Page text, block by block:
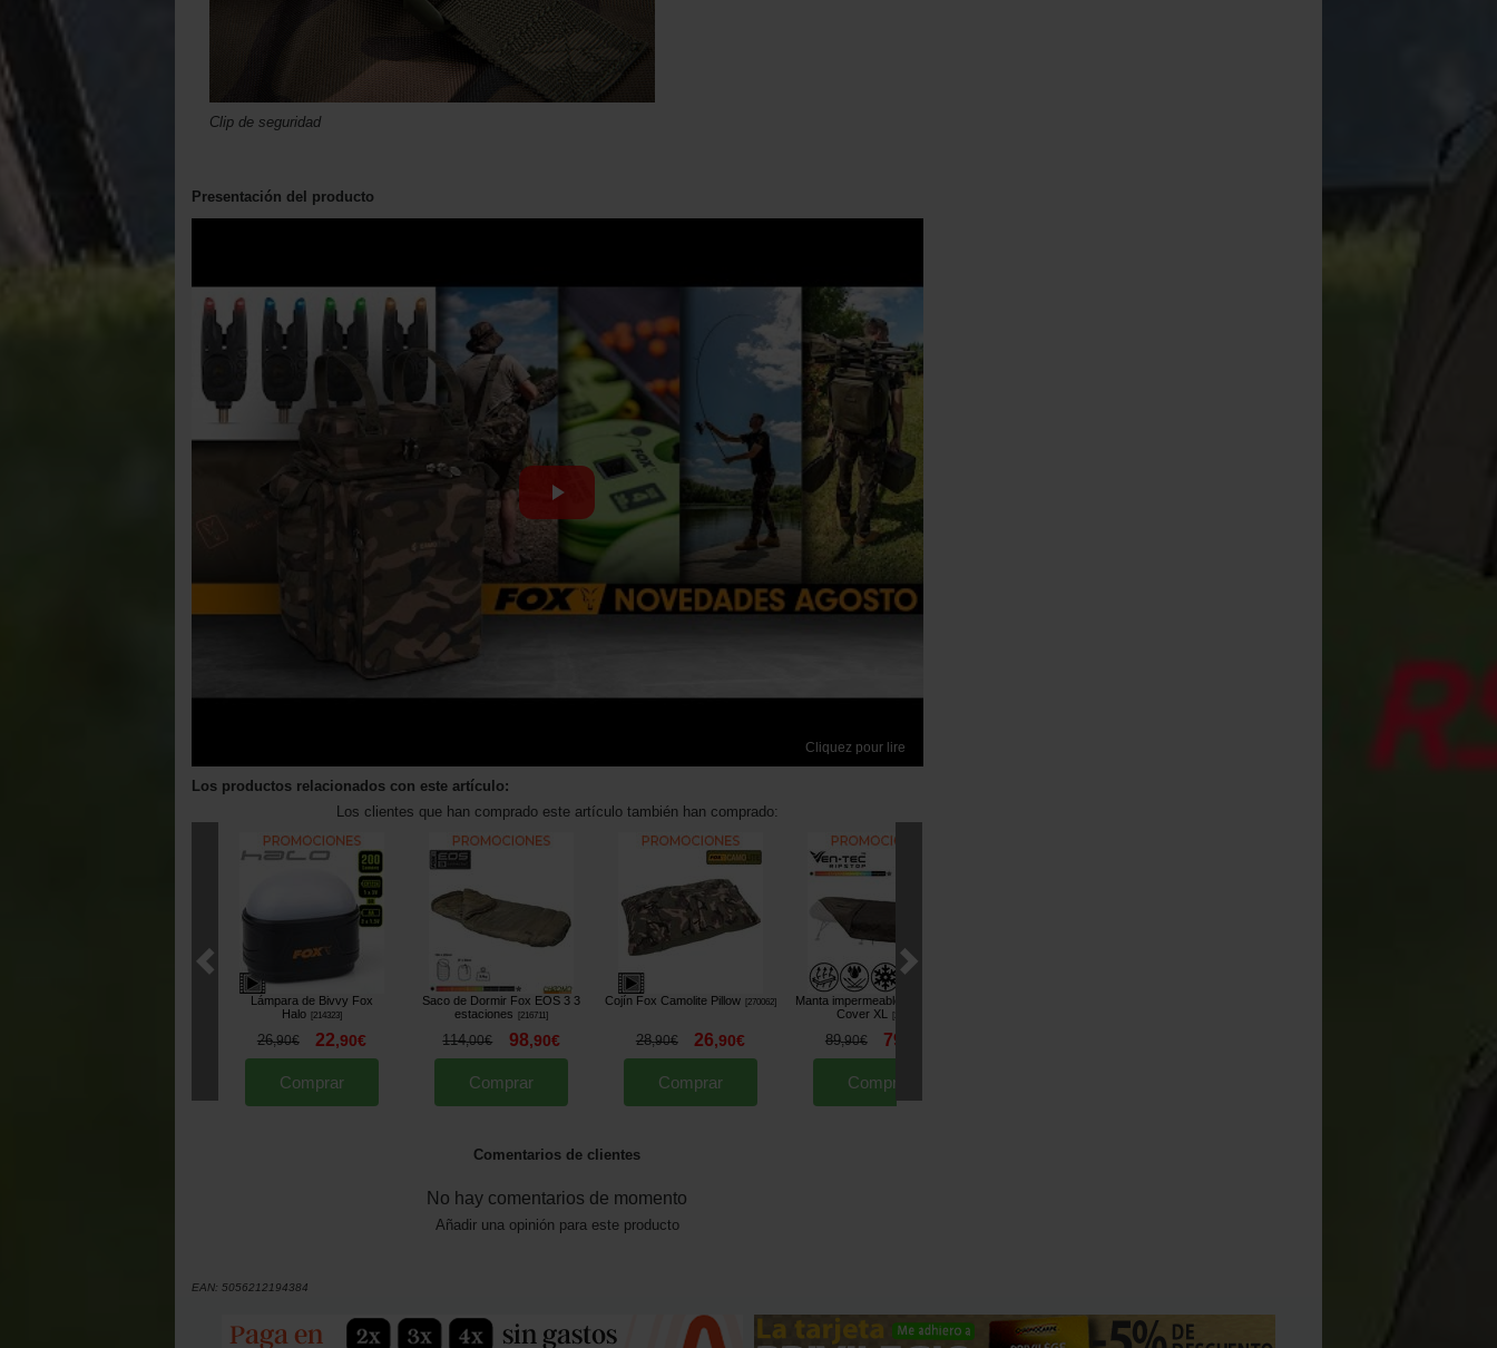
Clip de seguridad
Presentación del producto
Cliquez pour lire
Los productos relacionados con este artículo:
Los clientes que han comprado este artículo también han comprado:
Lámpara de Bivvy Fox
Halo
214323]
26,90€ 22,90€
Comprar
Saco de Dormir Fox EOS 3 3
estaciones
216711]
114,00€ 98,90€
Comprar
Cojín Fox Camolite Pillow 270062]
28,90€ 26,90€
Comprar
Manta impermeable Fox Ventec
Cover XL
270059
89,90€ 79
Comprar
Comentarios de clientes
No hay comentarios de momento
Añadir una opinión para este producto
EAN: 5056212194384